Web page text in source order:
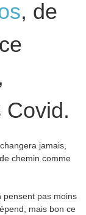
, de
Covid.
jamais,
chemin comme
pensent pas moins
mais bon ce